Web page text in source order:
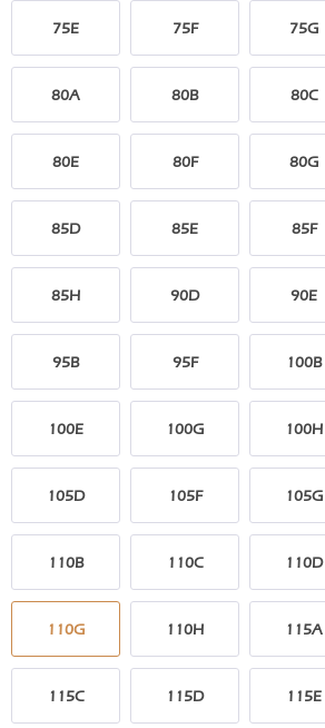
75E 75F 75G
80A 80B 80C
80E 80F 80G
85D 85E 85F
85H 90D 90E
95B 95F 100B
100E 100G 100H
105D 105F 105G
110B 110C 110D
110G 110H 115A
115C 115D 115E